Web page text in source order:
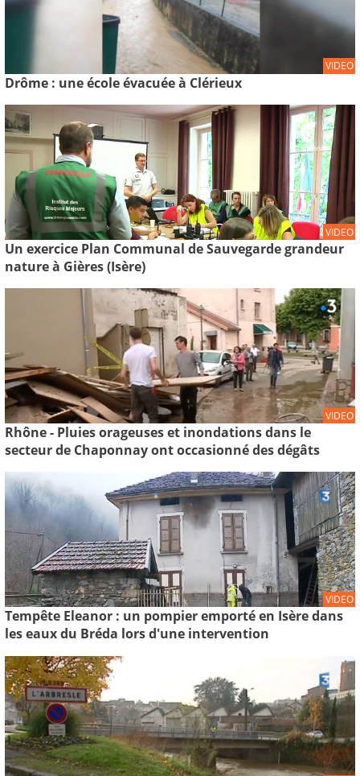
VIDEO
Drôme : une école évacuée à Clérieux
VIDEO
Un exercice Plan Communal de Sauvegarde grandeur
nature à Gières (Isère)
VIDEO
Rhône - Pluies orageuses et inondations dans le
secteur de Chaponnay ont occasionné des dégâts
VIDEO
Tempête Eleanor : un pompier emporté en Isère dans
les eaux du Bréda lors d'une intervention